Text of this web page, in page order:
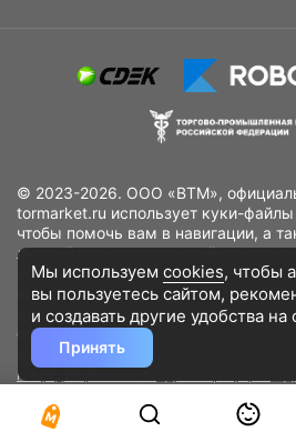
© 2023-2026. ООО «ВТМ»,
tormarket.ru использует куки-файлы
чтобы помочь вам в навигации, а
лучший пользовательский опыт,
использование наших продуктов и
качество рекламных и
Вы не хотите, чтобы Ваши
обрабатывались, пожалуйста,
в своём браузере.
конфиденциальности
Разработано DST Global
Мы используем cookies, чтобы
вы пользуетесь сайтом,
и создавать другие удобства на
Принять